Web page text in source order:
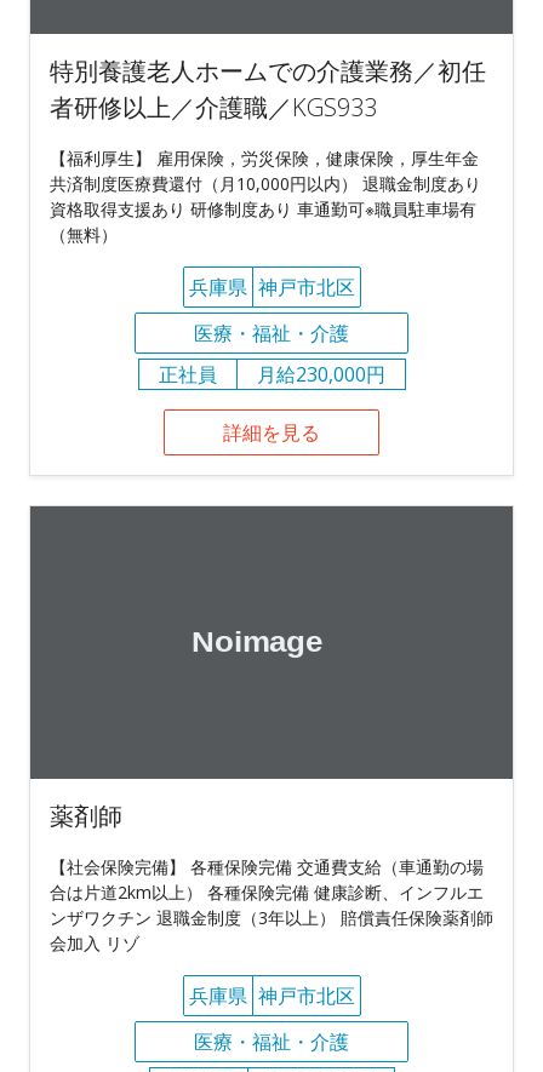
特別養護老人ホームでの介護業務／初任
者研修以上／介護職／KGS933
【福利厚生】 雇用保険，労災保険，健康保険，厚生年金
共済制度医療費還付（月10,000円以内） 退職金制度あり
資格取得支援あり 研修制度あり 車通勤可※職員駐車場有
（無料）
兵庫県 神戸市北区
医療・福祉・介護
正社員
月給230,000円
詳細を見る
薬剤師
【社会保険完備】 各種保険完備 交通費支給（車通勤の場
合は片道2km以上） 各種保険完備 健康診断、インフルエ
ンザワクチン 退職金制度（3年以上） 賠償責任保険薬剤師
会加入 リゾ
兵庫県 神戸市北区
医療・福祉・介護